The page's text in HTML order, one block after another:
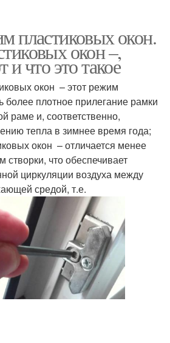
пластиковых окон.
окон –,
что это такое
окон – этот режим
более плотное прилегание рамки
раме и, соответственно,
тепла в зимнее время года;
окон – отличается менее
что обеспечивает
циркуляции воздуха между
средой, т.е.